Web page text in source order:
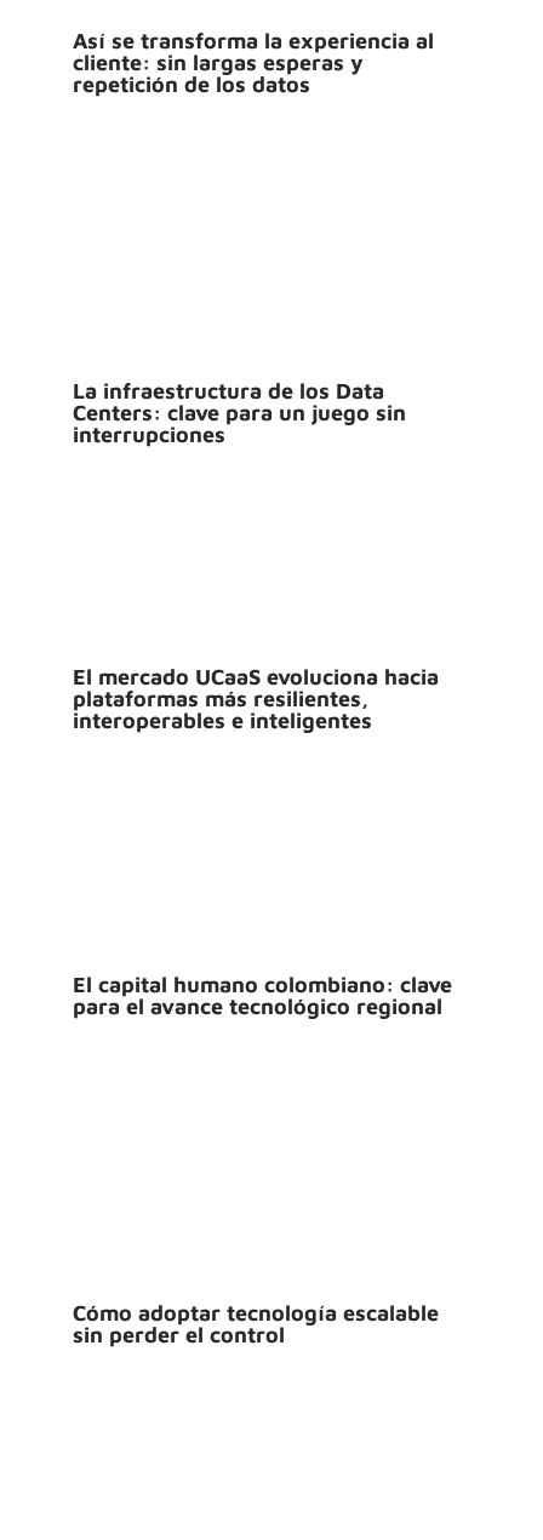
Así se transforma la experiencia al
cliente: sin largas esperas y
repetición de los datos
La infraestructura de los Data
Centers: clave para un juego sin
interrupciones
El mercado UCaaS evoluciona hacia
plataformas más resilientes,
interoperables e inteligentes
El capital humano colombiano: clave
para el avance tecnológico regional
Cómo adoptar tecnología escalable
sin perder el control